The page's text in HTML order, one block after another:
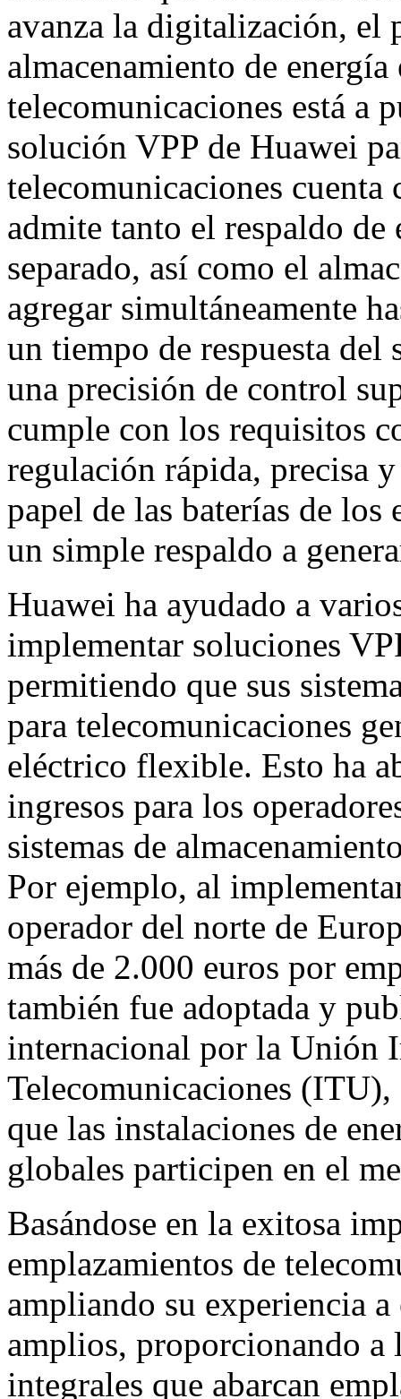
avanza la digitalización, el
almacenamiento de
telecomunicaciones está a
solución VPP de Huawei
telecomunicaciones
admite tanto el respaldo
separado, así como el
agregar simultáneamente
un tiempo de respuesta
una precisión de control
cumple con los requisitos
regulación rápida, precisa
papel de las baterías de los
un simple respaldo a
Huawei ha ayudado a
implementar soluciones
permitiendo que sus
para telecomunicaciones
eléctrico flexible. Esto ha
ingresos para los
sistemas de
Por ejemplo, al
operador del norte de
más de 2.000 euros por
también fue adoptada y
internacional por la Unión
Telecomunicaciones (ITU),
que las instalaciones de
globales participen en el
Basándose en la exitosa
emplazamientos de
ampliando su experiencia a
amplios, proporcionando a
integrales que abarcan